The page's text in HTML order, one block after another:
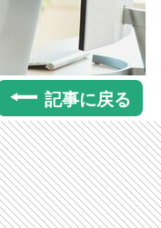
記事に戻る